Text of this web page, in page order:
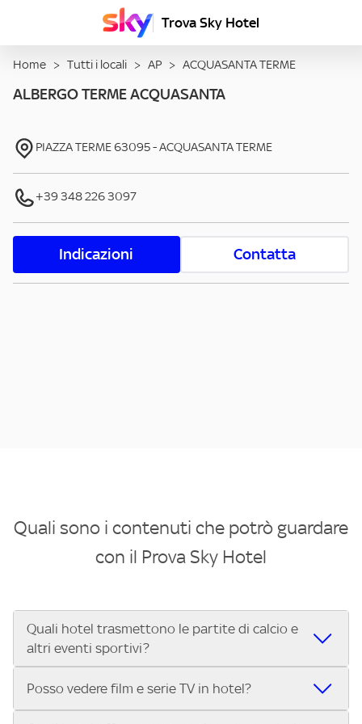
Trova Sky Hotel
Home > Tutti i locali > AP > ACQUASANTA TERME
ALBERGO TERME ACQUASANTA
PIAZZA TERME63095-ACQUASANTA TERME
+39 348 226 3097
Indicazioni Contatta
Quali sono i contenuti che potrò guardare
con il Prova Sky Hotel
Quali hotel trasmettono le partite di calcio e
altri eventi sportivi?
Se cerchi un hotel dove poter vedere le partite di Serie A,
Posso vedere film e serie TV in hotel?